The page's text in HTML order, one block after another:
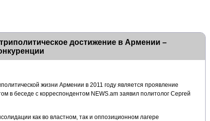
достижение в Армении –
жизни Армении в 2011 году является проявление
в беседе с корреспондентом NEWS.am заявил политолог Сергей
как во властном, так и оппозиционном лагере